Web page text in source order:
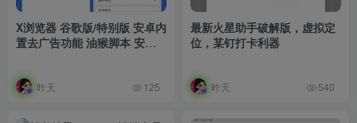
X浏览器 谷歌版/特别版 安卓内
置去广告功能 油猴脚本 安装
昨天 125
最新火星助手破解版，虚拟定
位，某钉打卡利器
昨天 540